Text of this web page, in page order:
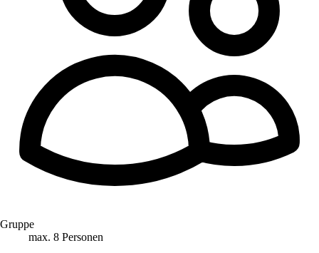
Gruppe
max. 8 Personen